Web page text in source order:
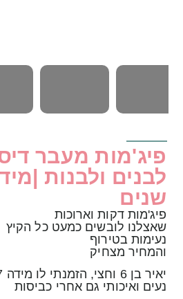
פיג'מות מעבר
שנים
פיג'מות דקות וארוכות
שאצלנו לובשים כמעט כל הקיץ
נעימות בטירוף
והמחיר מצחיק
יאיר בן 6 וחצי, הזמנתי לו מידה 7 וזה אחלה
נעים ואיכותי גם אחרי כביסות